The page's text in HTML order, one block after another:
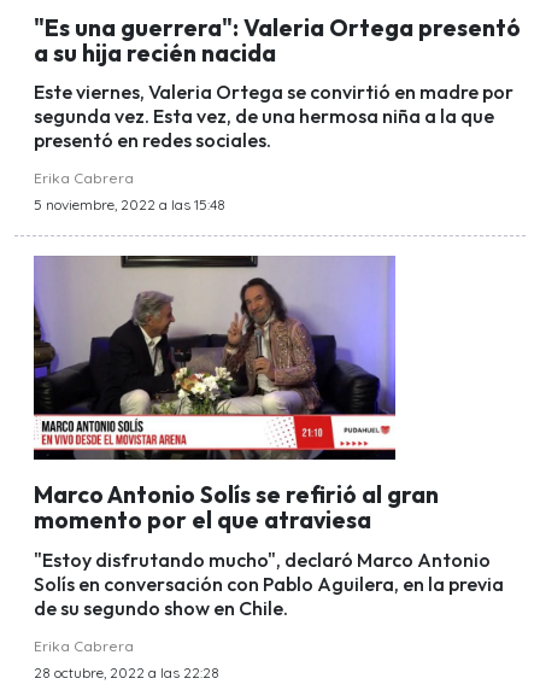
"Es una guerrera": Valeria Ortega presentó
a su hija recién nacida
Este viernes, Valeria Ortega se convirtió en madre por
segunda vez. Esta vez, de una hermosa niña a la que
presentó en redes sociales.
Erika Cabrera
5 noviembre, 2022 a las 15:48
Marco Antonio Solís se refirió al gran
momento por el que atraviesa
"Estoy disfrutando mucho", declaró Marco Antonio
Solís en conversación con Pablo Aguilera, en la previa
de su segundo show en Chile.
Erika Cabrera
28 octubre, 2022 a las 22:28